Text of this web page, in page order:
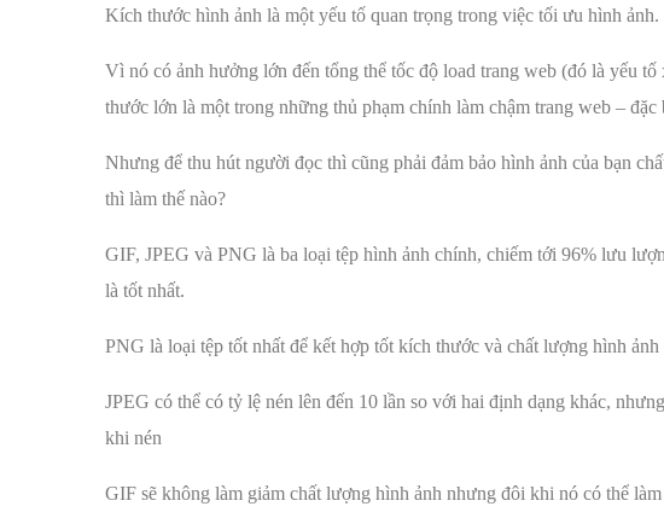
Kích thước hình ảnh là một yếu tố quan trọng trong việc tối ưu hình ảnh.
Vì nó có ảnh hưởng lớn đến tổng thể tốc độ load trang web (đó là yếu
thước lớn là một trong những thủ phạm chính làm chậm trang web – đặc
Nhưng để thu hút người đọc thì cũng phải đảm bảo hình ảnh của bạn
thì làm thế nào?
GIF, JPEG và PNG là ba loại tệp hình ảnh chính, chiếm tới 96% lưu
là tốt nhất.
PNG là loại tệp tốt nhất để kết hợp tốt kích thước và chất lượng hình ảnh
JPEG có thể có tỷ lệ nén lên đến 10 lần so với hai định dạng khác,
khi nén
GIF sẽ không làm giảm chất lượng hình ảnh nhưng đôi khi nó có thể